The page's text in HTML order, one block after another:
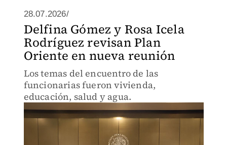
28.07.2026/
Delfina Gómez y Rosa Icela
Rodríguez revisan Plan
Oriente en nueva reunión
Los temas del encuentro de las
funcionarias fueron vivienda,
educación, salud y agua.